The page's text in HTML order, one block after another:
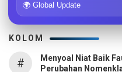
🌍 Global Update
KOLOM
#
Menyoal Niat Baik
Perubahan